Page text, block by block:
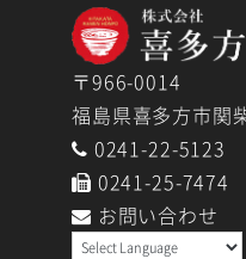
〒966-0014
福島県喜多方市関
0241-22-5123
0241-25-7474
お問い合わせ